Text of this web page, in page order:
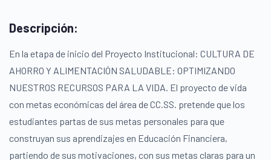
Descripción:
En la etapa de inicio del Proyecto Institucional: CULTURA DE
AHORRO Y ALIMENTACIÓN SALUDABLE: OPTIMIZANDO
NUESTROS RECURSOS PARA LA VIDA. El proyecto de vida
con metas económicas del área de CC.SS. pretende que los
estudiantes partas de sus metas personales para que
construyan sus aprendizajes en Educación Financiera,
partiendo de sus motivaciones, con sus metas claras para un